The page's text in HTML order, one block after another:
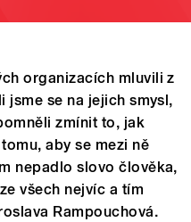
organizacích mluvili z
jsme se na jejich smysl,
zmínit to, jak
aby se mezi ně
nepadlo slovo člověka,
všech nejvíc a tím
Rampouchová.